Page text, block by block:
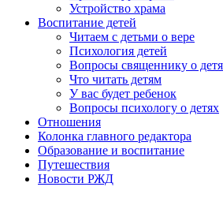
Устройство храма
Воспитание детей
Читаем с детьми о вере
Психология детей
Вопросы священнику о
Что читать детям
У вас будет ребенок
Вопросы психологу о детях
Отношения
Колонка главного редактора
Образование и воспитание
Путешествия
Новости РЖД